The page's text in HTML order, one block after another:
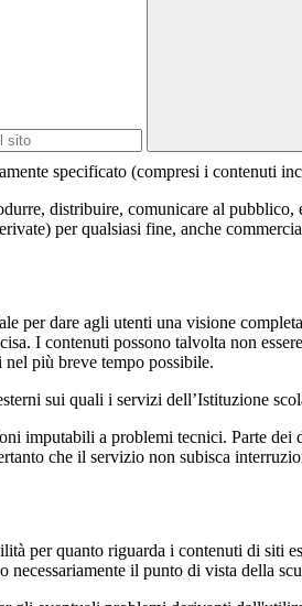
specificato (compresi i contenuti
distribuire, comunicare al pubblico,
per qualsiasi fine, anche
per dare agli utenti una visione
I contenuti possono talvolta non
più breve tempo possibile.
sui quali i servizi dell’Istituzione
imputabili a problemi tecnici. Parte
che il servizio non subisca
per quanto riguarda i contenuti di
il punto di vista della